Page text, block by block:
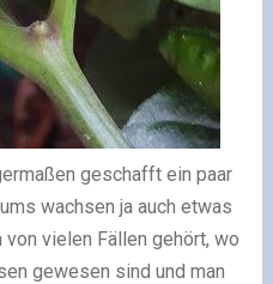
geschafft ein paar
wachsen ja auch etwas
vielen Fällen gehört, wo
gewesen sind und man